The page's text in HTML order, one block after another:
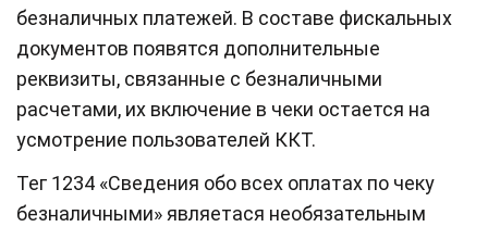
безналичных платежей. В составе фискальных
документов появятся дополнительные
реквизиты, связанные с безналичными
расчетами, их включение в чеки остается на
усмотрение пользователей ККТ.
Тег 1234 «Сведения обо всех оплатах по чеку
безналичными» являетася необязательным